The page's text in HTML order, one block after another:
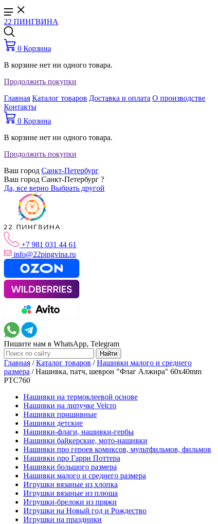
22 ПИНГВИНА
0 Корзина
В корзине нет ни одного товара.
Продолжить покупки
Главная Каталог товаров Доставка и оплата О производстве
Контакты
0 Корзина
В корзине нет ни одного товара.
Продолжить покупки
Ваш город Санкт-Петербург
Ваш город Санкт-Петербург ?
Да, все верно Выбрать другой
+7 981 031 44 61
info@22pingvina.ru
Пишите нам в WhatsApp, Telegram
Главная /Каталог товаров /Нашивки малого и среднего
размера /Нашивка, патч, шеврон "Флаг Алжира" 60x40mm
PTC760
Нашивки на термоклеевой основе
Нашивки на липучке Velcro
Нашивки пришивные
Нашивки детские
Нашивки-флаги, нашивки-гербы
Нашивки байкерские, мото-нашивки
Нашивки про героев комиксов, мультфильмов, фильмов
Нашивки про Гарри Поттера
Нашивки большого размера
Нашивки малого и среднего размера
Игрушки вязаные из хлопка
Игрушки вязаные из плюша
Игрушки-брелоки из пряжи
Игрушки на Новый год и Рождество
Игрушки на праздники